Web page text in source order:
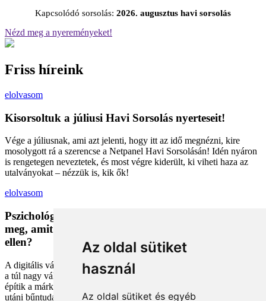
Az oldal sütiket
használ
Az oldal sütiket és egyéb
Kapcsolódó sorsolás: 2026. augusztus havi sorsolás
Nézd meg a nyereményeket!
Friss híreink
elolvasom
Kisorsoltuk a júliusi Havi Sorsolás nyerteseit!
Vége a júliusnak, ami azt jelenti, hogy itt az idő megnézni, kire
mosolygott rá a szerencse a Netpanel Havi Sorsolásán! Idén nyáron
is rengetegen neveztetek, és most végre kiderült, ki viheti haza az
utalványokat – nézzük is, kik ők!
elolvasom
Pszichológiai trükkök a kosárban: Miért vesszük
meg, amit megveszünk, és mit tehetünk a bűntudat
ellen?
A digitális vásárlás kényelmes, de tele van pszichológiai csapdákkal
a túl nagy választéktól a hosszas böngészésig. Megmutatjuk, hogyan
építik a márkák a bizalmadat online, és miként kerüld el a vásárlás
utáni bűntudatot tudatos döntésekkel. Készülj fel, hogy máshogy